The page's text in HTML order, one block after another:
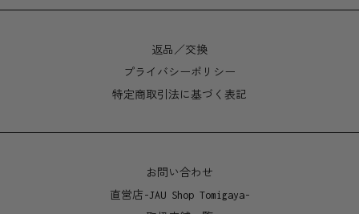
返品／交換
プライバシーポリシー
特定商取引法に基づく表記
お問い合わせ
直営店-JAU Shop Tomigaya-